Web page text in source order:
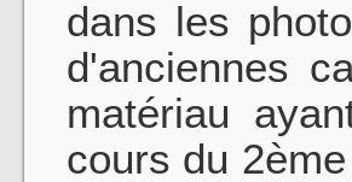
dans les
d'anciennes
matériau
cours du